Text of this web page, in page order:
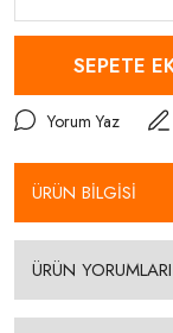
SEPETE
Yorum Yaz
ÜRÜN BİLGİSİ
ÜRÜN YORUMLARI